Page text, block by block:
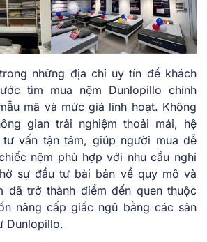
những địa chỉ uy tín để khách
tìm mua nệm Dunlopillo chính
mã và mức giá linh hoạt. Không
gian trải nghiệm thoải mái, hệ
vấn tận tâm, giúp người mua dễ
nệm phù hợp với nhu cầu nghỉ
sự đầu tư bài bản về quy mô và
đã trở thành điểm đến quen thuộc
nâng cấp giấc ngủ bằng các sản
Dunlopillo.